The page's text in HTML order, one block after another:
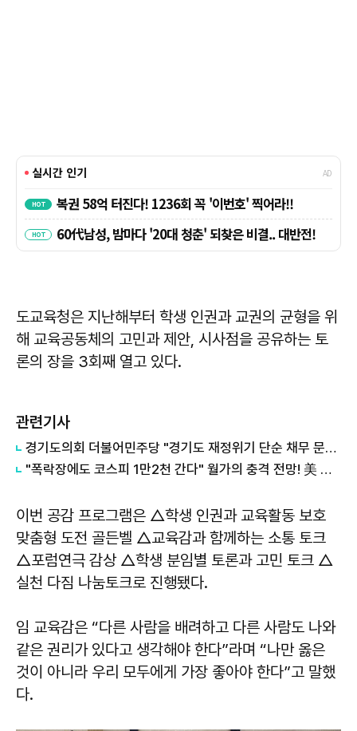
도교육청은 지난해부터 학생 인권과 교권의 균형을 위
해 교육공동체의 고민과 제안, 시사점을 공유하는 토
론의 장을 3회째 열고 있다.
관련기사
경기도의회 더불어민주당 "경기도 재정위기 단순 채무 문제 아냐"...세수체계 개편 논의
"폭락장에도 코스피 1만2천 간다" 월가의 충격 전망! 美 반도체 15% 관세 폭탄·7조 빚 경기도 세수 전쟁까지
이번 공감 프로그램은 △학생 인권과 교육활동 보호
맞춤형 도전 골든벨 △교육감과 함께하는 소통 토크
△포럼연극 감상 △학생 분임별 토론과 고민 토크 △
실천 다짐 나눔토크로 진행됐다.
임 교육감은 “다른 사람을 배려하고 다른 사람도 나와
같은 권리가 있다고 생각해야 한다”라며 “나만 옳은
것이 아니라 우리 모두에게 가장 좋아야 한다”고 말했
다.